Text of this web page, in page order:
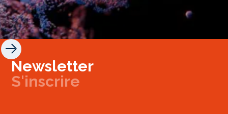
Newsletter
S'inscrire